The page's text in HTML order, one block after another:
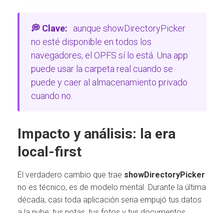
💭 Clave:
aunque showDirectoryPicker
no esté disponible en todos los
navegadores, el OPFS sí lo está. Una app
puede usar la carpeta real cuando se
puede y caer al almacenamiento privado
cuando no.
Impacto y análisis: la era
local-first
El verdadero cambio que trae showDirectoryPicker
no es técnico, es de modelo mental. Durante la última
década, casi toda aplicación seria empujó tus datos